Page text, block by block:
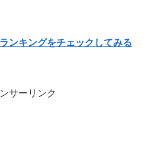
ンキングをチェックしてみる
サーリンク